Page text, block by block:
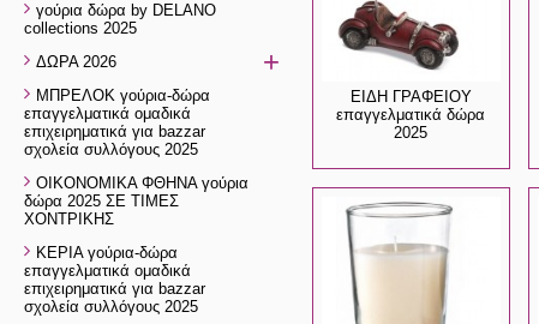
γούρια δώρα by DELANO
collections 2025
ΔΩΡΑ 2026
+
ΜΠΡΕΛΟΚ γούρια-δώρα
επαγγελματικά ομαδικά
επιχειρηματικά για bazzar
σχολεία συλλόγους 2025
ΟΙΚΟΝΟΜΙΚΑ ΦΘΗΝΑ γούρια
δώρα 2025 ΣΕ ΤΙΜΕΣ
ΧΟΝΤΡΙΚΗΣ
ΚΕΡΙΑ γούρια-δώρα
επαγγελματικά ομαδικά
επιχειρηματικά για bazzar
σχολεία συλλόγους 2025
ΕΙΔΗ ΓΡΑΦΕΙΟΥ
επαγγελματικά δώρα
2025